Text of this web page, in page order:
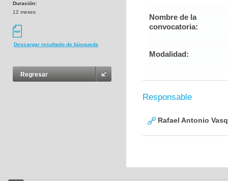
Duración:
12 meses
Descargar resultado de búsqueda
Regresar
Nombre de la
convocatoria:
Modalidad:
Responsable
Rafael Antonio